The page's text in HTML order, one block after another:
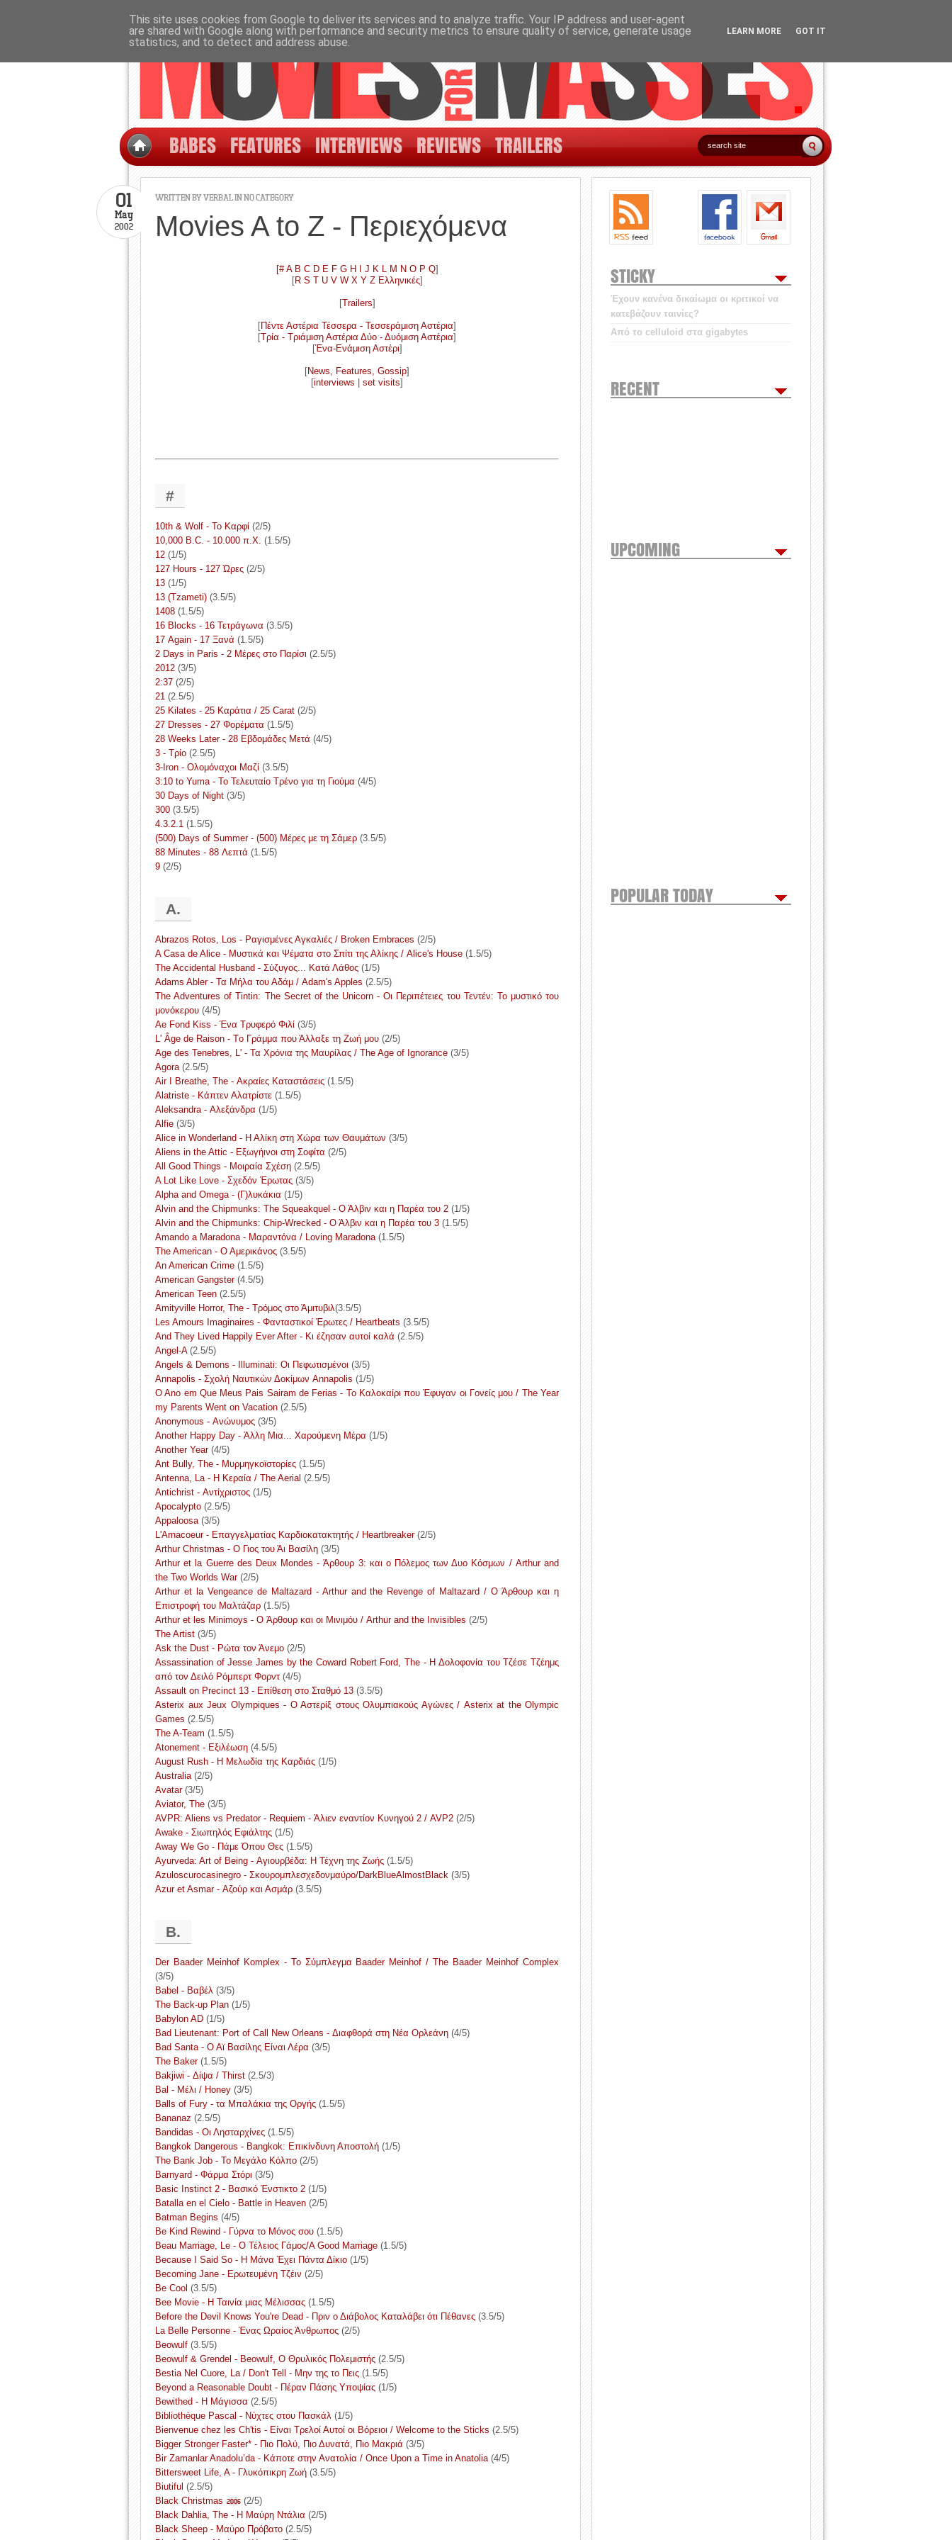
BABES FEATURES INTERVIEWS REVIEWS TRAILERS
WRITTEN BYVERBALIN NO CATEGORY
01
May
2002 Movies A to Z - Περιεχόμενα
[# A B C D E F G H J K L M N O P Q]
[R S T U V W X Y Z Ελληνικές]
[Trailers]
[Πέντε Αστέρια Τέσσερα - Τεσσεράμιση Αστέρια]
[Τρία - Τριάμιση Αστέρια Δύο - Δυόμιση Αστέρια]
[Ένα-Ενάμιση Αστέρι]
[News, Features, Gossip]
[interviews set visits]
#
10th & Wolf - To Καρφί (2/5)
10,000 B.C. - 10.000 π.Χ. (1.5/5)
12 (1/5)
127 Hours - 127 Ώρες (2/5)
13 (1/5)
13 (Tzameti) (3.5/5)
1408 (1.5/5)
16 Blocks - 16 Τετράγωνα (3.5/5)
17 Again - 17 Ξανά (1.5/5)
2 Days in Paris - 2 Μέρες στο Παρίσι (2.5/5)
2012 (3/5)
2:37 (2/5)
21 (2.5/5)
25 Kilates - 25 Καράτια / 25 Carat (2/5)
27 Dresses - 27 Φορέματα (1.5/5)
28 Weeks Later - 28 Εβδομάδες Μετά (4/5)
3 - Τρίο (2.5/5)
3-Iron - Ολομόναχοι Μαζί (3.5/5)
3:10 to Yuma - Το Τελευταίο Τρένο για τη Γιούμα (4/5)
30 Days of Night (3/5)
300 (3.5/5)
4.3.2.1 (1.5/5)
(500) Days of Summer - (500) Μέρες με τη Σάμερ (3.5/5)
88 Minutes - 88 Λεπτά (1.5/5)
9 (2/5)
A.
Abrazos Rotos, Los - Ραγισμένες Αγκαλιές / Broken Embraces (2/5)
A Casa de Alice - Μυστικά και Ψέματα στο Σπίτι της Αλίκης / Alice's House (1.5/5)
The Accidental Husband - Σύζυγος... Κατά Λάθος (1/5)
Adams Abler - Τα Μήλα του Αδάμ / Adam's Apples (2.5/5)
The Adventures of Tintin: The Secret of the Unicorn - Οι Περιπέτειες του Τεντέν: Το μυστικό του
μονόκερου (4/5)
Ae Fond Kiss - Ένα Τρυφερό Φιλί (3/5)
L' Âge de Raison - Τo Γράμμα που Άλλαξε τη Ζωή μου (2/5)
Age des Tenebres, L' - Τα Χρόνια της Μαυρίλας / The Age of Ignorance (3/5)
Agora(2.5/5)
Air I Breathe, The - Ακραίες Καταστάσεις (1.5/5)
Alatriste - Κάπτεν Αλατρίστε (1.5/5)
Aleksandra - Αλεξάνδρα (1/5)
Alfie (3/5)
Alice in Wonderland - Η Αλίκη στη Χώρα των Θαυμάτων (3/5)
Aliens in the Attic - Εξωγήινοι στη Σοφίτα (2/5)
All Good Things - Μοιραία Σχέση (2.5/5)
A Lot Like Love - Σχεδόν Έρωτας (3/5)
Alpha and Omega - (Γ)λυκάκια (1/5)
Alvin and the Chipmunks: The Squeakquel - Ο Άλβιν και η Παρέα του 2 (1/5)
Alvin and the Chipmunks: Chip-Wrecked - Ο Άλβιν και η Παρέα του 3 (1.5/5)
Amando a Maradona - Μαραντόνα / Loving Maradona(1.5/5)
The American - Ο Αμερικάνος (3.5/5)
An American Crime (1.5/5)
American Gangster(4.5/5)
American Teen (2.5/5)
Amityville Horror, The - Τρόμος στο Άμιτυβιλ(3.5/5)
Les Amours Imaginaires - Φανταστικοί Έρωτες / Heartbeats (3.5/5)
And They Lived Happily Ever After - Κι έζησαν αυτοί καλά (2.5/5)
Angel-A(2.5/5)
Angels & Demons - Illuminati: Οι Πεφωτισμένοι (3/5)
Annapolis - Σχολή Nαυτικών Δοκίμων Annapolis (1/5)
O Ano em Que Meus Pais Sairam de Ferias - Το Καλοκαίρι που Έφυγαν οι Γονείς μου / The Year
my Parents Went on Vacation (2.5/5)
Anonymous - Ανώνυμος (3/5)
Another Happy Day - Άλλη Μια... Χαρούμενη Μέρα (1/5)
Another Year(4/5)
Ant Bully, The - Μυρμηγκοϊστορίες (1.5/5)
Antenna, La - Η Κεραία / The Aerial (2.5/5)
Antichrist - Αντίχριστος (1/5)
Apocalypto (2.5/5)
Appaloosa(3/5)
L'Arnacoeur - Επαγγελματίας Καρδιοκατακτητής / Heartbreaker(2/5)
Arthur Christmas - Ο Γιος του Άι Βασίλη (3/5)
Arthur et la Guerre des Deux Mondes - Άρθουρ 3: και ο Πόλεμος των Δυο Κόσμων / Arthur and
the Two Worlds War(2/5)
Arthur et la Vengeance de Maltazard - Arthur and the Revenge of Maltazard / Ο Άρθουρ και η
Επιστροφή του Μαλτάζαρ (1.5/5)
Arthur et les Minimoys - O Άρθουρ και οι Μινιμόυ / Arthur and the Invisibles (2/5)
The Artist (3/5)
Ask the Dust - Ρώτα τον Άνεμο (2/5)
Assassination of Jesse James by the Coward Robert Ford, The - Η Δολοφονία του Τζέσε Τζέημς
από τον Δειλό Ρόμπερτ Φορντ (4/5)
Assault on Precinct 13 - Επίθεση στο Σταθμό 13 (3.5/5)
Asterix aux Jeux Olympiques - Ο Αστερίξ στους Ολυμπιακούς Αγώνες / Asterix at the Olympic
Games (2.5/5)
The A-Team (1.5/5)
Atonement - Εξιλέωση (4.5/5)
August Rush - Η Μελωδία της Καρδιάς (1/5)
Australia(2/5)
Avatar(3/5)
Aviator, The (3/5)
AVPR: Aliens vs Predator - Requiem - Άλιεν εναντίον Κυνηγού 2 / AVP2 (2/5)
Awake - Σιωπηλός Εφιάλτης (1/5)
Away We Go - Πάμε Όπου Θες (1.5/5)
Ayurveda: Art of Being - Αγιουρβέδα: Η Τέχνη της Ζωής (1.5/5)
Azuloscurocasinegro - Σκουρομπλεσχεδονμαύρο/DarkBlueAlmostBlack (3/5)
Azur et Asmar - Αζούρ και Ασμάρ (3.5/5)
B.
Der Baader Meinhof Komplex - Το Σύμπλεγμα Baader Meinhof / The Baader Meinhof Complex
(3/5)
Babel - Βαβέλ (3/5)
The Back-up Plan (1/5)
Babylon AD (1/5)
Bad Lieutenant: Port of Call New Orleans - Διαφθορά στη Νέα Ορλεάνη (4/5)
Bad Santa - Ο Αϊ Βασίλης Είναι Λέρα (3/5)
The Baker(1.5/5)
Bakjiwi - Δίψα / Thirst (2.5/3)
Bal - Μέλι / Honey (3/5)
Balls of Fury - τα Μπαλάκια της Οργής (1.5/5)
Bananaz (2.5/5)
Bandidas - Οι Λησταρχίνες (1.5/5)
Bangkok Dangerous - Bangkok: Επικίνδυνη Αποστολή (1/5)
The Bank Job - Το Μεγάλο Κόλπο (2/5)
Barnyard - Φάρμα Στόρι (3/5)
Basic Instinct 2 - Βασικό Ένστικτο 2 (1/5)
Batalla en el Cielo - Battle in Heaven (2/5)
Batman Begins (4/5)
Be Kind Rewind - Γύρνα το Μόνος σου (1.5/5)
Beau Marriage, Le - Ο Τέλειος Γάμος/A Good Marriage (1.5/5)
Because I Said So - Η Μάνα Έχει Πάντα Δίκιο (1/5)
Becoming Jane - Ερωτευμένη Τζέιν (2/5)
Be Cool (3.5/5)
Bee Movie - Η Ταινία μιας Μέλισσας (1.5/5)
Before the Devil Knows You're Dead - Πριν ο Διάβολος Καταλάβει ότι Πέθανες (3.5/5)
La Belle Personne - Ένας Ωραίος Άνθρωπος (2/5)
Beowulf (3.5/5)
Beowulf & Grendel - Beowulf, Ο Θρυλικός Πολεμιστής (2.5/5)
Bestia Nel Cuore, La / Don't Tell - Μην της το Πεις (1.5/5)
Beyond a Reasonable Doubt - Πέραν Πάσης Υποψίας (1/5)
Bewithed - Η Μάγισσα (2.5/5)
Bibliothèque Pascal - Νύχτες στου Πασκάλ (1/5)
Bienvenue chez les Ch'tis - Είναι Τρελοί Αυτοί οι Βόρειοι / Welcome to the Sticks (2.5/5)
Bigger Stronger Faster* - Πιο Πολύ, Πιο Δυνατά, Πιο Μακριά (3/5)
Bir Zamanlar Anadolu’da - Κάποτε στην Ανατολία / Once Upon a Time in Anatolia(4/5)
Bittersweet Life, A - Γλυκόπικρη Ζωή (3.5/5)
Biutiful (2.5/5)
Black Christmas 2006 (2/5)
Black Dahlia, The - Η Μαύρη Ντάλια (2/5)
Black Sheep - Μαύρο Πρόβατο (2.5/5)
STICKY
Έχουν κανένα δικαίωμα οι κριτικοί να
κατεβάζουν ταινίες?
Από το celluloid στα gigabytes
RECENT
UPCOMING
POPULAR TODAY
This site uses cookies from Google to deliver its services and to analyze traffic. Your IP address and user-agent
are shared with Google along with performance and security metrics to ensure quality of service, generate usage
statistics, and to detect and address abuse.
LEARN MORE GOT IT